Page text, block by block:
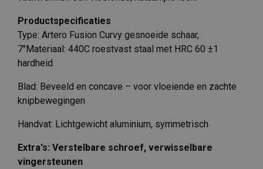
Productspecificaties
Type: Artero Fusion Curvy gesnoeide schaar,
7″Materiaal: 440C roestvast staal met HRC 60 ±1
hardheid
Blad: Beveeld en concave – voor vloeiende en zachte
knipbewegingen
Handvat: Lichtgewicht aluminium, symmetrisch
Extra's: Verstelbare schroef, verwisselbare
vingersteunen